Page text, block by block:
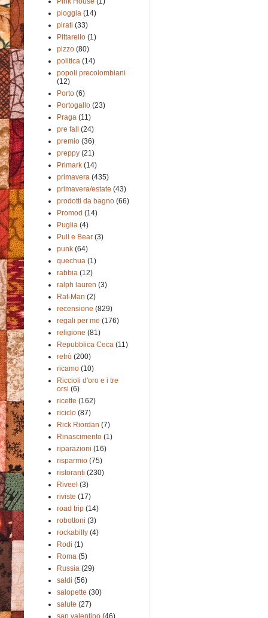
pioggia (14)
pirati (33)
Pittarello (1)
pizzo (80)
politica (14)
popoli precolombiani
(12)
Porto (6)
Portogallo (23)
Praga (11)
pre fall (24)
premio (36)
preppy (21)
Primark (14)
primavera (435)
primavera/estate (43)
prodotti da bagno (66)
Promod (14)
Puglia (4)
Pull e Bear (3)
punk (64)
quechua (1)
rabbia (12)
ralph lauren (3)
Rat-Man (2)
recensione (829)
regali per me (176)
religione (81)
Repubblica Ceca (11)
retrò (200)
ricamo (10)
Riccioli d'oro e i tre
orsi (6)
ricette (162)
riciclo (87)
Rick Riordan (7)
Rinascimento (1)
riparazioni (16)
risparmio (75)
ristoranti (230)
Riveel (3)
riviste (17)
road trip (14)
robottoni (3)
rockabilly (4)
Rodi (1)
Roma (5)
Russia (29)
saldi (56)
salopette (30)
salute (27)
san valentino (46)